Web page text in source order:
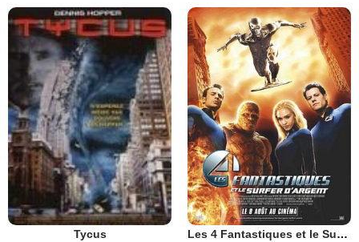
Tycus Les 4 Fantastiques et le Surfer d'Argent